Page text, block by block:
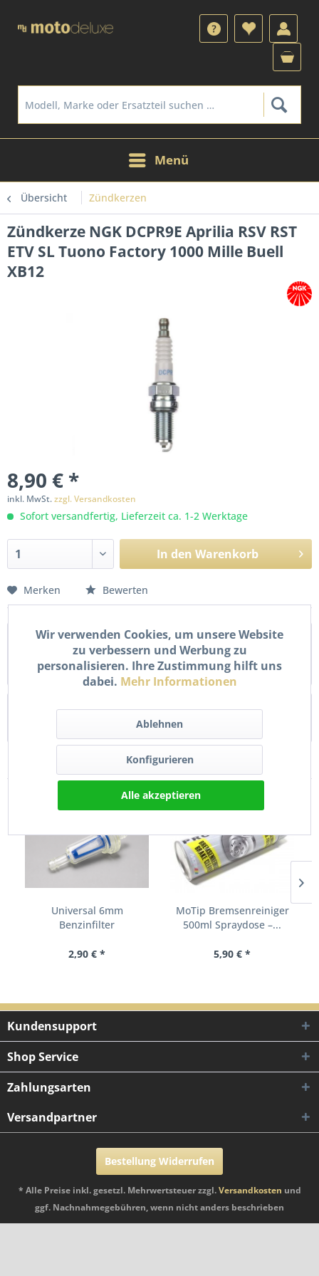
Menü
Übersicht Zündkerzen
Zündkerze NGK DCPR9E Aprilia RSV RST
ETV SL Tuono Factory 1000 Mille Buell
XB12
8,90 € *
inkl. MwSt.zzgl. Versandkosten
Sofort versandfertig, Lieferzeit ca. 1-2 Werktage
In den Warenkorb
Merken Bewerten
Beschreibung
Neue Zündkerze NGK DCPR9E. Details: Schlüsselweite: 16,0
mm Gewindedurchmesser: 12,0 mm...mehr
Bewertungen
0
Bewertungen lesen, schreiben und diskutieren...
Universal 6mm
Benzinfilter
2,90 € *
MoTip Bremsenreiniger
500ml Spraydose –...
5,90 € *
Kundensupport
Shop Service
Zahlungsarten
Versandpartner
Bestellung Widerrufen
* Alle Preise inkl. gesetzl. Mehrwertsteuer zzgl.Versandkosten und
ggf. Nachnahmegebühren, wenn nicht anders beschrieben
Wir verwenden Cookies, um unsere Website
zu verbessern und Werbung zu
personalisieren. Ihre Zustimmung hilft uns
dabei. Mehr Informationen
Ablehnen
Konfigurieren
Alle akzeptieren